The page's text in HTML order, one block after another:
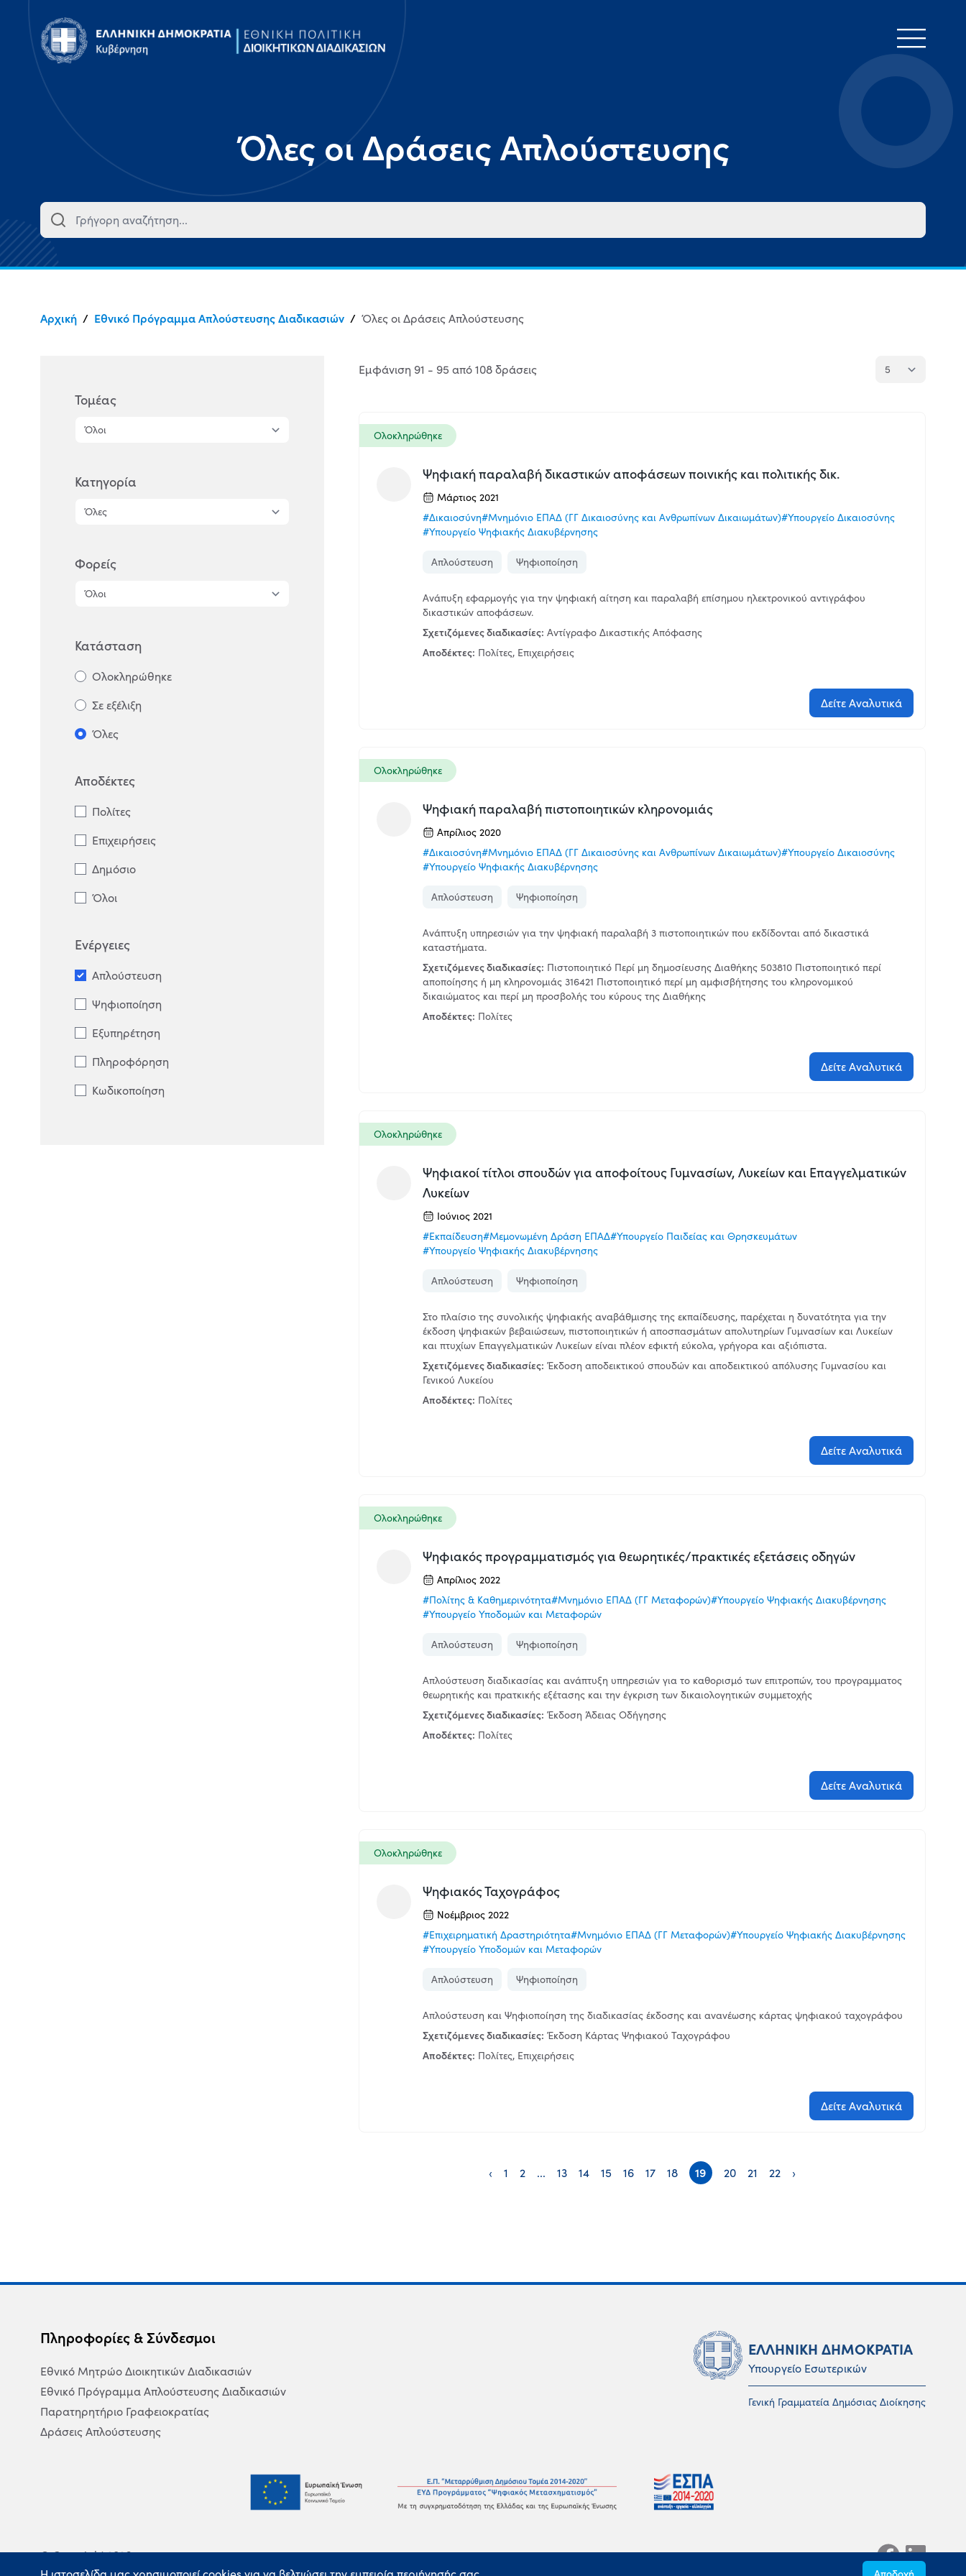
Όλες οι Δράσεις Απλούστευσης
Αρχική / Εθνικό Πρόγραμμα Απλούστευσης Διαδικασιών / Όλες οι Δράσεις Απλούστευσης
Τομέας
Κατηγορία
Φορείς
Κατάσταση
Ολοκληρώθηκε
Σε εξέλιξη
Όλες
Αποδέκτες
Πολίτες
Επιχειρήσεις
Δημόσιο
Όλοι
Ενέργειες
Απλούστευση
Ψηφιοποίηση
Εξυπηρέτηση
Πληροφόρηση
Κωδικοποίηση
Εμφάνιση 91 - 95 από 108 δράσεις
Ολοκληρώθηκε
Ψηφιακή παραλαβή δικαστικών αποφάσεων ποινικής και πολιτικής δικ.
Μάρτιος 2021
#Δικαιοσύνη#Μνημόνιο ΕΠΑΔ (ΓΓ Δικαιοσύνης και Ανθρωπίνων Δικαιωμάτων)#Υπουργείο Δικαιοσύνης
#Υπουργείο Ψηφιακής Διακυβέρνησης
Απλούστευση Ψηφιοποίηση
Ανάπυξη εφαρμογής για την ψηφιακή αίτηση και παραλαβή επίσημου ηλεκτρονικού αντιγράφου
δικαστικών αποφάσεων.
Σχετιζόμενες διαδικασίες: Αντίγραφο Δικαστικής Απόφασης
Αποδέκτες: Πολίτες, Επιχειρήσεις
Δείτε Αναλυτικά
Ολοκληρώθηκε
Ψηφιακή παραλαβή πιστοποιητικών κληρονομιάς
Απρίλιος 2020
#Δικαιοσύνη#Μνημόνιο ΕΠΑΔ (ΓΓ Δικαιοσύνης και Ανθρωπίνων Δικαιωμάτων)#Υπουργείο Δικαιοσύνης
#Υπουργείο Ψηφιακής Διακυβέρνησης
Απλούστευση Ψηφιοποίηση
Ανάπτυξη υπηρεσιών για την ψηφιακή παραλαβή 3 πιστοποιητικών που εκδίδονται από δικαστικά
καταστήματα.
Σχετιζόμενες διαδικασίες: Πιστοποιητικό Περί μη δημοσίευσης Διαθήκης 503810 Πιστοποιητικό περί
αποποίησης ή μη κληρονομιάς 316421 Πιστοποιητικό περί μη αμφισβήτησης του κληρονομικού
δικαιώματος και περί μη προσβολής του κύρους της Διαθήκης
Αποδέκτες: Πολίτες
Δείτε Αναλυτικά
Ολοκληρώθηκε
Ψηφιακοί τίτλοι σπουδών για αποφοίτους Γυμνασίων, Λυκείων και Επαγγελματικών
Λυκείων
Ιούνιος 2021
#Εκπαίδευση#Μεμονωμένη Δράση ΕΠΑΔ#Υπουργείο Παιδείας και Θρησκευμάτων
#Υπουργείο Ψηφιακής Διακυβέρνησης
Απλούστευση Ψηφιοποίηση
Στο πλαίσιο της συνολικής ψηφιακής αναβάθμισης της εκπαίδευσης, παρέχεται η δυνατότητα για την
έκδοση ψηφιακών βεβαιώσεων, πιστοποιητικών ή αποσπασμάτων απολυτηρίων Γυμνασίων και Λυκείων
και πτυχίων Επαγγελματικών Λυκείων είναι πλέον εφικτή εύκολα, γρήγορα και αξιόπιστα.
Σχετιζόμενες διαδικασίες: Έκδοση αποδεικτικού σπουδών και αποδεικτικού απόλυσης Γυμνασίου και
Γενικού Λυκείου
Αποδέκτες: Πολίτες
Δείτε Αναλυτικά
Ολοκληρώθηκε
Ψηφιακός προγραμματισμός για θεωρητικές/πρακτικές εξετάσεις οδηγών
Απρίλιος 2022
#Πολίτης & Καθημερινότητα#Μνημόνιο ΕΠΑΔ (ΓΓ Μεταφορών)#Υπουργείο Ψηφιακής Διακυβέρνησης
#Υπουργείο Υποδομών και Μεταφορών
Απλούστευση Ψηφιοποίηση
Απλούστευση διαδικασίας και ανάπτυξη υπηρεσιών για το καθορισμό των επιτροπών, του προγραμματος
θεωρητικής και πρατκικής εξέτασης και την έγκριση των δικαιολογητικών συμμετοχής
Σχετιζόμενες διαδικασίες: Έκδοση Άδειας Οδήγησης
Αποδέκτες: Πολίτες
Δείτε Αναλυτικά
Ολοκληρώθηκε
Ψηφιακός Ταχογράφος
Νοέμβριος 2022
#Επιχειρηματική Δραστηριότητα#Μνημόνιο ΕΠΑΔ (ΓΓ Μεταφορών)#Υπουργείο Ψηφιακής Διακυβέρνησης
#Υπουργείο Υποδομών και Μεταφορών
Απλούστευση Ψηφιοποίηση
Απλούστευση και Ψηφιοποίηση της διαδικασίας έκδοσης και ανανέωσης κάρτας ψηφιακού ταχογράφου
Σχετιζόμενες διαδικασίες: Έκδοση Κάρτας Ψηφιακού Ταχογράφου
Αποδέκτες: Πολίτες, Επιχειρήσεις
Δείτε Αναλυτικά
‹ 1 2 ... 13 14 15 16 17 18 19 20 21 22 ›
Πληροφορίες & Σύνδεσμοι
Εθνικό Μητρώο Διοικητικών Διαδικασιών
Εθνικό Πρόγραμμα Απλούστευσης Διαδικασιών
Παρατηρητήριο Γραφειοκρατίας
Δράσεις Απλούστευσης
ΕΛΛΗΝΙΚΗ ΔΗΜΟΚΡΑΤΙΑ
Υπουργείο Εσωτερικών
Γενική Γραμματεία Δημόσιας Διοίκησης
© Copyright 2026